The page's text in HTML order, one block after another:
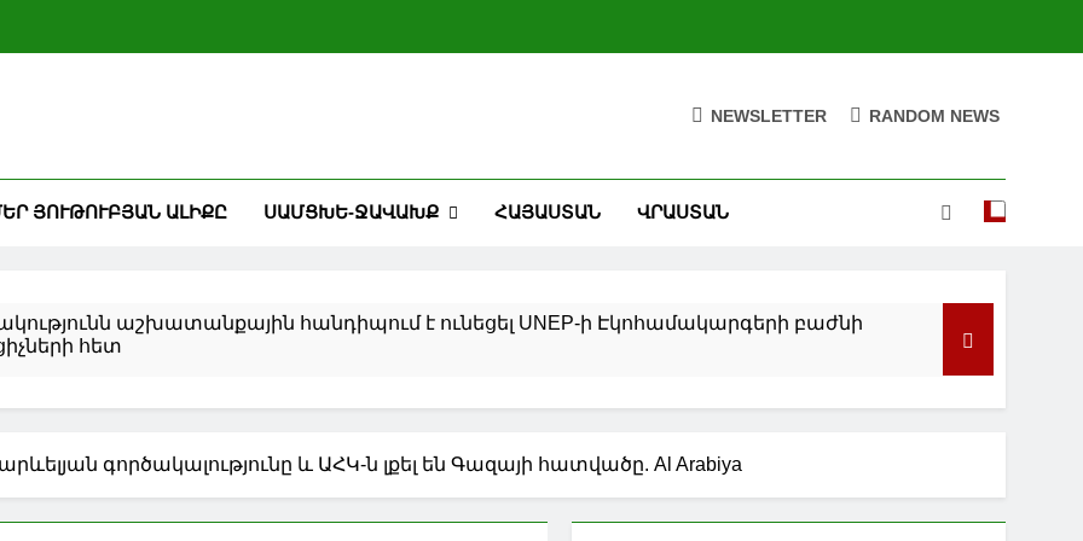
NEWSLETTER RANDOM NEWS
ՅՈՒԹՈՒԲՅԱՆ ԱԼԻՔԸ ՍԱՄՑԽԵ-ՋԱՎԱԽՔ ՀԱՅԱՍՏԱՆ ՎՐԱՍՏԱՆ
աշխատանքային հանդիպում է ունեցել UNEP-ի Էկոհամակարգերի բաժնի
հետ
տնտեսական ճնշումը կշարունակվի առնվազն առաջիկա 2,5 տարվա
գործակալությունը և ԱՀԿ-ն լքել են Գազայի հատվածը. Al Arabiya